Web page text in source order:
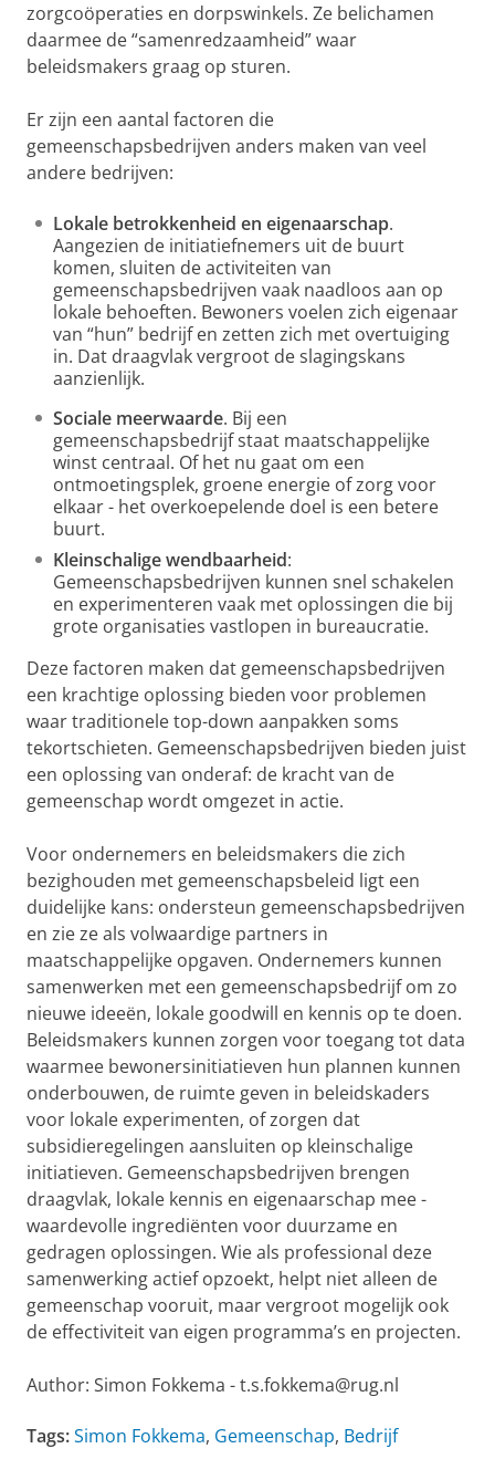
zorgcoöperaties en dorpswinkels. Ze belichamen
daarmee de “samenredzaamheid” waar
beleidsmakers graag op sturen.
Er zijn een aantal factoren die
gemeenschapsbedrijven anders maken van veel
andere bedrijven:
Lokale betrokkenheid en eigenaarschap.
Aangezien de initiatiefnemers uit de buurt
komen, sluiten de activiteiten van
gemeenschapsbedrijven vaak naadloos aan op
lokale behoeften. Bewoners voelen zich eigenaar
van “hun” bedrijf en zetten zich met overtuiging
in. Dat draagvlak vergroot de slagingskans
aanzienlijk.
Sociale meerwaarde. Bij een
gemeenschapsbedrijf staat maatschappelijke
winst centraal. Of het nu gaat om een
ontmoetingsplek, groene energie of zorg voor
elkaar - het overkoepelende doel is een betere
buurt.
Kleinschalige wendbaarheid:
Gemeenschapsbedrijven kunnen snel schakelen
en experimenteren vaak met oplossingen die bij
grote organisaties vastlopen in bureaucratie.
Deze factoren maken dat gemeenschapsbedrijven
een krachtige oplossing bieden voor problemen
waar traditionele top-down aanpakken soms
tekortschieten. Gemeenschapsbedrijven bieden juist
een oplossing van onderaf: de kracht van de
gemeenschap wordt omgezet in actie.
Voor ondernemers en beleidsmakers die zich
bezighouden met gemeenschapsbeleid ligt een
duidelijke kans: ondersteun gemeenschapsbedrijven
en zie ze als volwaardige partners in
maatschappelijke opgaven. Ondernemers kunnen
samenwerken met een gemeenschapsbedrijf om zo
nieuwe ideeën, lokale goodwill en kennis op te doen.
Beleidsmakers kunnen zorgen voor toegang tot data
waarmee bewonersinitiatieven hun plannen kunnen
onderbouwen, de ruimte geven in beleidskaders
voor lokale experimenten, of zorgen dat
subsidieregelingen aansluiten op kleinschalige
initiatieven. Gemeenschapsbedrijven brengen
draagvlak, lokale kennis en eigenaarschap mee -
waardevolle ingrediënten voor duurzame en
gedragen oplossingen. Wie als professional deze
samenwerking actief opzoekt, helpt niet alleen de
gemeenschap vooruit, maar vergroot mogelijk ook
de effectiviteit van eigen programma’s en projecten.
Author: Simon Fokkema - t.s.fokkema@rug.nl
Tags:Simon Fokkema, Gemeenschap, Bedrijf